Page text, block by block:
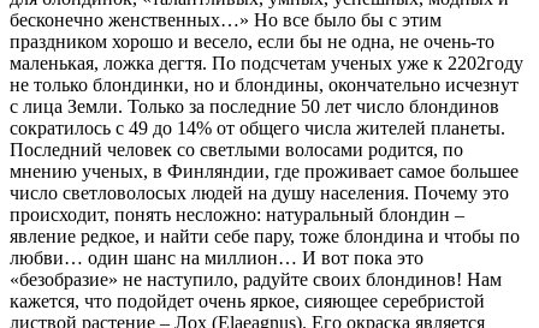
бесконечно женственных…» Но все было бы с этим
праздником хорошо и весело, если бы не одна, не очень-то
маленькая, ложка дегтя. По подсчетам ученых уже к 2202году
не только блондинки, но и блондины, окончательно исчезнут
с лица Земли. Только за последние 50 лет число блондинов
сократилось с 49 до 14% от общего числа жителей планеты.
Последний человек со светлыми волосами родится, по
мнению ученых, в Финляндии, где проживает самое большее
число светловолосых людей на душу населения. Почему это
происходит, понять несложно: натуральный блондин –
явление редкое, и найти себе пару, тоже блондина и чтобы по
любви… один шанс на миллион… И вот пока это
«безобразие» не наступило, радуйте своих блондинов! Нам
кажется, что подойдет очень яркое, сияющее серебристой
листвой растение – Лох (Elaeagnus). Его окраска является